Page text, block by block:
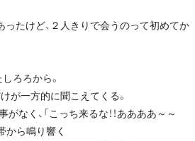
たけど、２人きりで会うのって初めてか
ろろから。
が一方的に聞こえてくる。
なく、「こっち来るな！！ああああ～～
帯から鳴り響く